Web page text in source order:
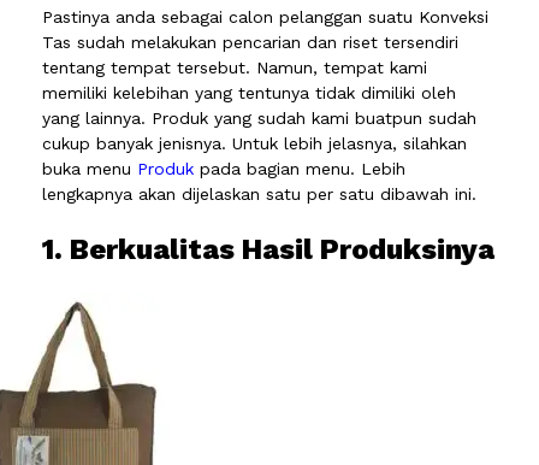
Pastinya anda sebagai calon pelanggan suatu Konveksi
Tas sudah melakukan pencarian dan riset tersendiri
tentang tempat tersebut. Namun, tempat kami
memiliki kelebihan yang tentunya tidak dimiliki oleh
yang lainnya. Produk yang sudah kami buatpun sudah
cukup banyak jenisnya. Untuk lebih jelasnya, silahkan
buka menu Produk pada bagian menu. Lebih
lengkapnya akan dijelaskan satu per satu dibawah ini.
1. Berkualitas Hasil Produksinya